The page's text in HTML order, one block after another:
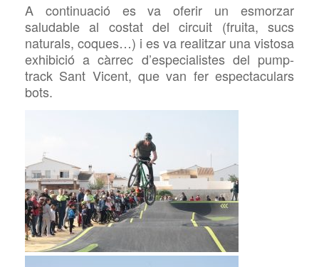
A continuació es va oferir un esmorzar
saludableal costat del circuit (fruita, sucs
naturals, coques…) i es va realitzar una vistosa
exhibició a càrrec d’especialistes del pump-
track Sant Vicent, que van fer espectaculars
bots.